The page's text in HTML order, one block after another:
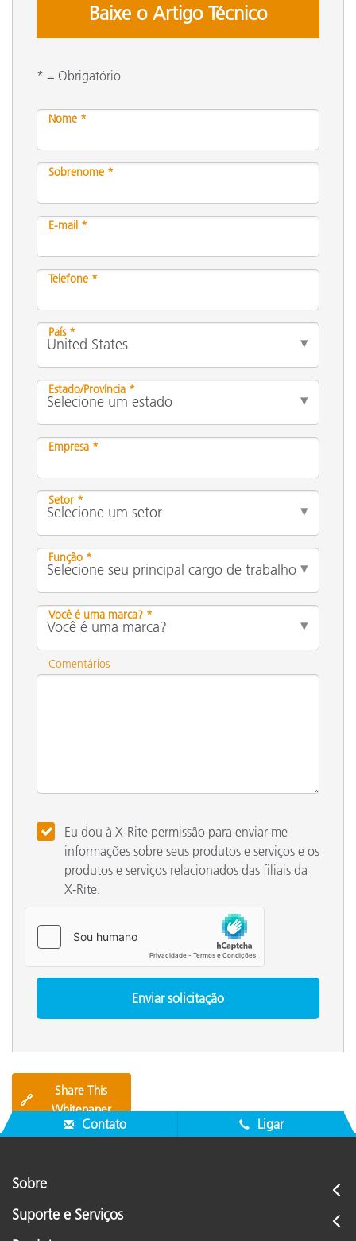
Baixe o Artigo Técnico
* = Obrigatório
Nome *
Sobrenome *
E-mail *
Telefone *
País *
Estado/Província *
Empresa *
Setor *
Função *
Você é uma marca? *
Comentários
Eu dou à X-Rite permissão para enviar-me
informações sobre seus produtos e serviços e os
produtos e serviços relacionados das filiais da
X-Rite.
🔗
Share This
Whitepaper
Contato Ligar
Sobre
Suporte e Serviços